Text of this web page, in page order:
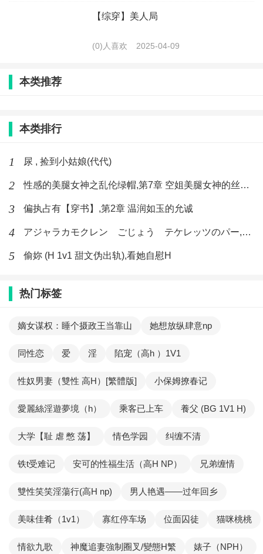
【综穿】美人局
(0)人喜欢 2025-04-09
本类推荐
本类排行
1 尿 , 捡到小姑娘(代代)
2 性感的美腿女神之乱伦绿帽,第7章 空姐美腿女神的丝袜足交
3 偏执占有【穿书】,第2章 温润如玉的允诚
4 アジャラカモクレン ごじょう テケレッツのパー,【No. 42 Rube Goldberg Machine】十四
5 偷妳 (H 1v1 甜文伪出轨),看她自慰H
热门标签
嫡女谋权：睡个摄政王当靠山 她想放纵肆意np
同性恋 爱 淫 陷宠（高h ）1V1
性奴男妻（雙性 高H）[繁體版] 小保姆撩春记
愛麗絲淫遊夢境（h） 乘客已上车 養父 (BG 1V1 H)
大学【耻 虐 憋 荡】 情色学园 纠缠不清
铁t受难记 安可的性福生活（高H NP） 兄弟缠情
雙性笑笑淫蕩行(高H np) 男人艳遇——过年回乡
美味佳肴（1v1） 寡红停车场 位面囚徒 猫咪桃桃
情欲九歌 神魔追妻強制圈叉/變態H繁 婊子（NPH）